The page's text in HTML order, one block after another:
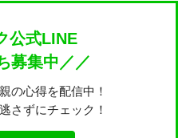
公式LINE
募集中／／
の心得を配信中！
さずにチェック！